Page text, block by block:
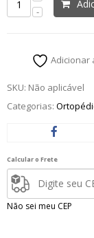
Adicionar
SKU: Não aplicável
Categorias:
Calcular o Frete
Não sei meu CEP